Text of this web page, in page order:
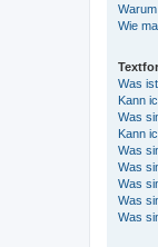
Wie
Was
Kann
Was
Kann
Was
Was
Was
Was
Was